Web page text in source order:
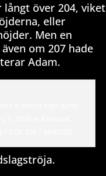
över 204, viket
eller
Men en
om 207 hade
Adam.